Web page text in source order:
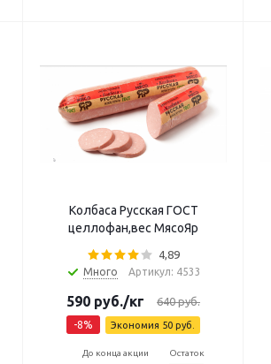
Колбаса Русская ГОСТ
целлофан,вес МясоЯр
4,89
Много Артикул: 4533
590 руб./кг 640руб.
-8% Экономия 50руб.
До конца акции Остаток